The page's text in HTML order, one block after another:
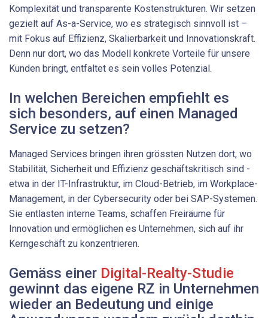
Komplexität und transparente Kostenstrukturen. Wir setzen
gezielt auf As-a-Service, wo es strategisch sinnvoll ist –
mit Fokus auf Effizienz, Skalierbarkeit und Innovationskraft.
Denn nur dort, wo das Modell konkrete Vorteile für unsere
Kunden bringt, entfaltet es sein volles Potenzial.
In welchen Bereichen empfiehlt es
sich besonders, auf einen Managed
Service zu setzen?
Managed Services bringen ihren grössten Nutzen dort, wo
Stabilität, Sicherheit und Effizienz geschäftskritisch sind -
etwa in der IT-Infrastruktur, im Cloud-Betrieb, im Workplace-
Management, in der Cybersecurity oder bei SAP-Systemen.
Sie entlasten interne Teams, schaffen Freiräume für
Innovation und ermöglichen es Unternehmen, sich auf ihr
Kerngeschäft zu konzentrieren.
Gemäss einer Digital-Realty-Studie
gewinnt das eigene RZ in Unternehmen
wieder an Bedeutung und einige